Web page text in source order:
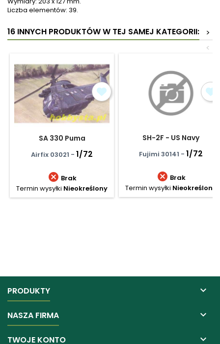
Liczba elementów: 39.
16 INNYCH PRODUKTÓW W TEJ SAMEJ KATEGORII:
>
<
SA 330 Puma
Airfix 03021 - 1/72
 Brak
Termin wysyłki Nieokreślony
SH-2F - US Navy
Fujimi 30141 - 1/72
 Brak
Termin wysyłki Nieokreślony
PRODUKTY 
NASZA FIRMA 
TWOJE KONTO 